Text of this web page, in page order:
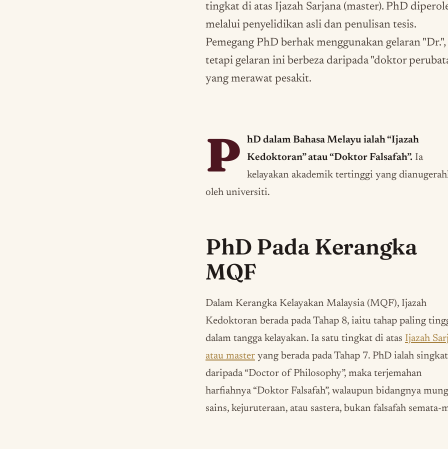
tingkat di atas Ijazah Sarjana (master). PhD
melalui penyelidikan asli dan penulisan tesis.
Pemegang PhD berhak menggunakan gelaran "Dr.",
tetapi gelaran ini berbeza daripada "doktor
yang merawat pesakit.
P
hD dalam Bahasa Melayu ialah “Ijazah
Kedoktoran” atau “Doktor Falsafah”. Ia
kelayakan akademik tertinggi yang
oleh universiti.
PhD Pada Kerangka
MQF
Dalam Kerangka Kelayakan Malaysia (MQF), Ijazah
Kedoktoran berada pada Tahap 8, iaitu tahap paling
dalam tangga kelayakan. Ia satu tingkat di atas Ijazah
atau master yang berada pada Tahap 7. PhD ialah
daripada “Doctor of Philosophy”, maka terjemahan
harfiahnya “Doktor Falsafah”, walaupun bidangnya
sains, kejuruteraan, atau sastera, bukan falsafah semata-